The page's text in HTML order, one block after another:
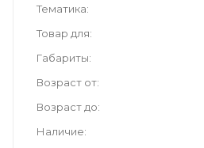
Тематика
Товар для
Габариты
Возраст от
Возраст до
Наличие